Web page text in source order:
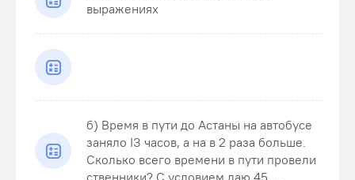
выражениях
б) Время в пути до Астаны на автобусе
заняло ІЗ часов, а на в 2 раза больше.
Сколько всего времени в пути провели
ственники? С условием даю 45 ...